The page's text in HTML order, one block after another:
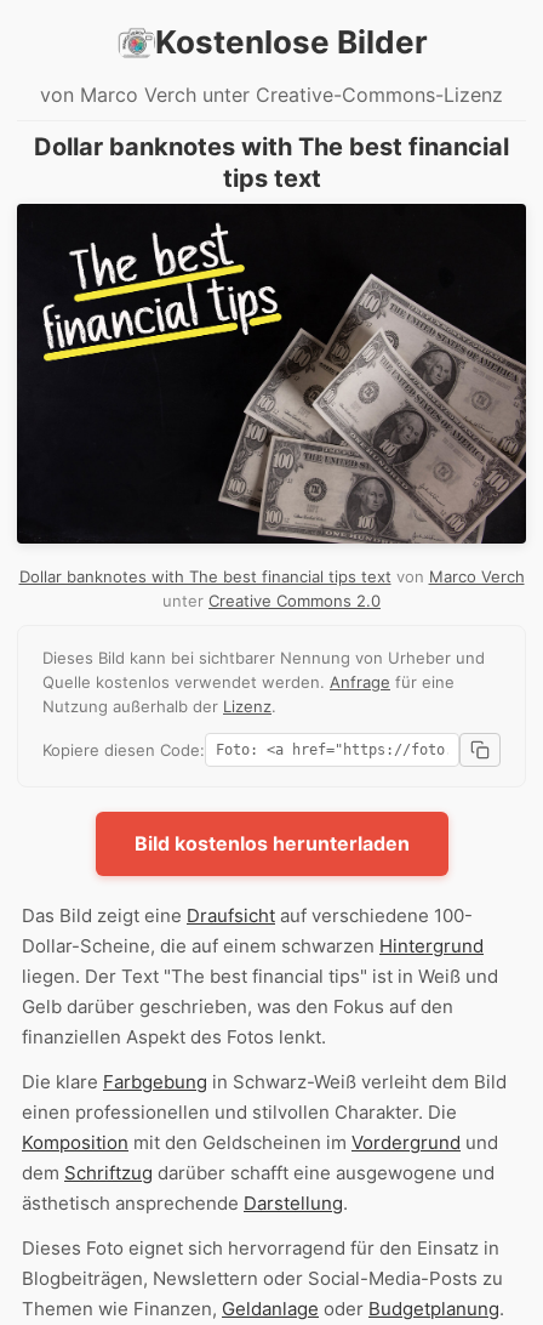
Kostenlose Bilder
von Marco Verch unter Creative-Commons-Lizenz
Dollar banknotes with The best financial
tips text
Dollar banknotes with The best financial tips text von Marco Verch
unter Creative Commons 2.0
Dieses Bild kann bei sichtbarer Nennung von Urheber und
Quelle kostenlos verwendet werden. Anfrage für eine
Nutzung außerhalb der Lizenz.
Kopiere diesen Code:
Bild kostenlos herunterladen
Das Bild zeigt eine Draufsicht auf verschiedene 100-
Dollar-Scheine, die auf einem schwarzen Hintergrund
liegen. Der Text "The best financial tips" ist in Weiß und
Gelb darüber geschrieben, was den Fokus auf den
finanziellen Aspekt des Fotos lenkt.
Die klare Farbgebung in Schwarz-Weiß verleiht dem Bild
einen professionellen und stilvollen Charakter. Die
Komposition mit den Geldscheinen im Vordergrund und
dem Schriftzug darüber schafft eine ausgewogene und
ästhetisch ansprechende Darstellung.
Dieses Foto eignet sich hervorragend für den Einsatz in
Blogbeiträgen, Newslettern oder Social-Media-Posts zu
Themen wie Finanzen, Geldanlage oder Budgetplanung.